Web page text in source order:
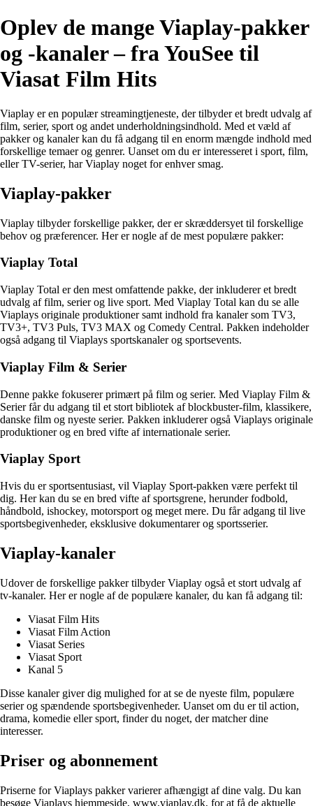
Oplev de mange Viaplay-pakker
og -kanaler – fra YouSee til
Viasat Film Hits
Viaplay er en populær streamingtjeneste, der tilbyder et bredt udvalg af
film, serier, sport og andet underholdningsindhold. Med et væld af
pakker og kanaler kan du få adgang til en enorm mængde indhold med
forskellige temaer og genrer. Uanset om du er interesseret i sport, film,
eller TV-serier, har Viaplay noget for enhver smag.
Viaplay-pakker
Viaplay tilbyder forskellige pakker, der er skræddersyet til forskellige
behov og præferencer. Her er nogle af de mest populære pakker:
Viaplay Total
Viaplay Total er den mest omfattende pakke, der inkluderer et bredt
udvalg af film, serier og live sport. Med Viaplay Total kan du se alle
Viaplays originale produktioner samt indhold fra kanaler som TV3,
TV3+, TV3 Puls, TV3 MAX og Comedy Central. Pakken indeholder
også adgang til Viaplays sportskanaler og sportsevents.
Viaplay Film & Serier
Denne pakke fokuserer primært på film og serier. Med Viaplay Film &
Serier får du adgang til et stort bibliotek af blockbuster-film, klassikere,
danske film og nyeste serier. Pakken inkluderer også Viaplays originale
produktioner og en bred vifte af internationale serier.
Viaplay Sport
Hvis du er sportsentusiast, vil Viaplay Sport-pakken være perfekt til
dig. Her kan du se en bred vifte af sportsgrene, herunder fodbold,
håndbold, ishockey, motorsport og meget mere. Du får adgang til live
sportsbegivenheder, eksklusive dokumentarer og sportsserier.
Viaplay-kanaler
Udover de forskellige pakker tilbyder Viaplay også et stort udvalg af
tv-kanaler. Her er nogle af de populære kanaler, du kan få adgang til:
Viasat Film Hits
Viasat Film Action
Viasat Series
Viasat Sport
Kanal 5
Disse kanaler giver dig mulighed for at se de nyeste film, populære
serier og spændende sportsbegivenheder. Uanset om du er til action,
drama, komedie eller sport, finder du noget, der matcher dine
interesser.
Priser og abonnement
Priserne for Viaplays pakker varierer afhængigt af dine valg. Du kan
besøge Viaplays hjemmeside, www.viaplay.dk, for at få de aktuelle